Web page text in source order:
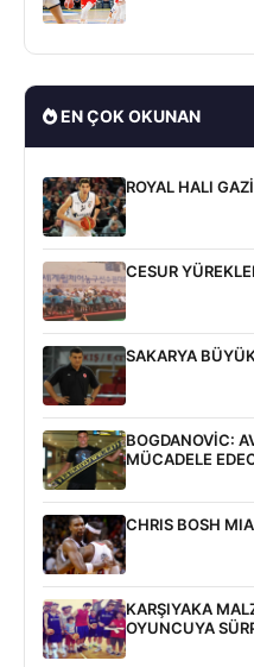
EN ÇOK OKUNAN
ROYAL HALI
CESUR
SAKARYA
BOGDANOVİC:
MÜCADELE
CHRIS BOSH
KARŞIYAKA
OYUNCUYA